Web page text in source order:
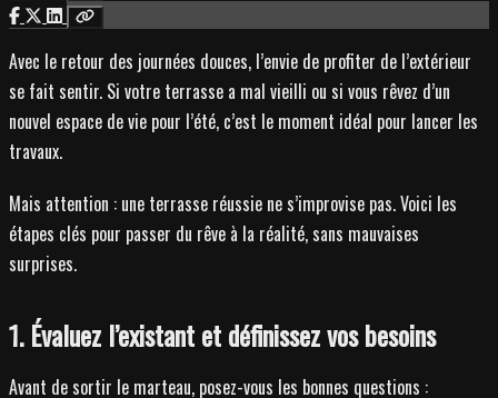
Avec le retour des journées douces, l’envie de profiter de l’extérieur
se fait sentir. Si votre terrasse a mal vieilli ou si vous rêvez d’un
nouvel espace de vie pour l’été, c’est le moment idéal pour lancer les
travaux.
Mais attention : une terrasse réussie ne s’improvise pas. Voici les
étapes clés pour passer du rêve à la réalité, sans mauvaises
surprises.
1. Évaluez l’existant et définissez vos besoins
Avant de sortir le marteau, posez-vous les bonnes questions :